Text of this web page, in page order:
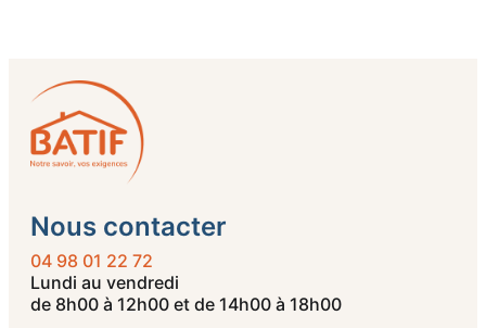
Nous contacter
04 98 01 22 72
Lundi au vendredi
de 8h00 à 12h00 et de 14h00 à 18h00